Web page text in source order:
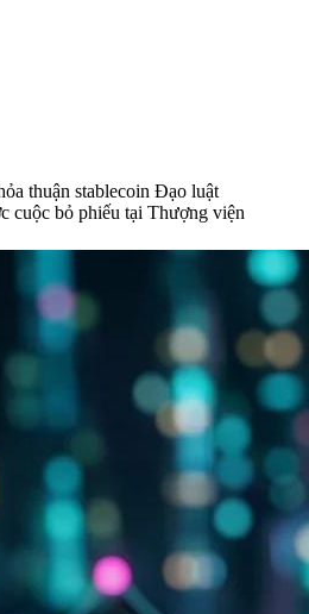
thuận stablecoin Đạo luật
bỏ phiếu tại Thượng viện